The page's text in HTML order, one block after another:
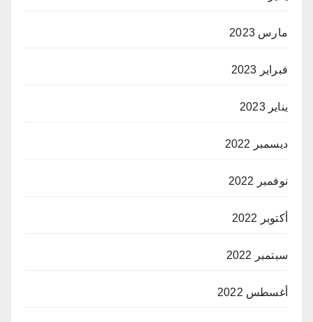
مارس 2023
فبراير 2023
يناير 2023
ديسمبر 2022
نوفمبر 2022
أكتوبر 2022
سبتمبر 2022
أغسطس 2022